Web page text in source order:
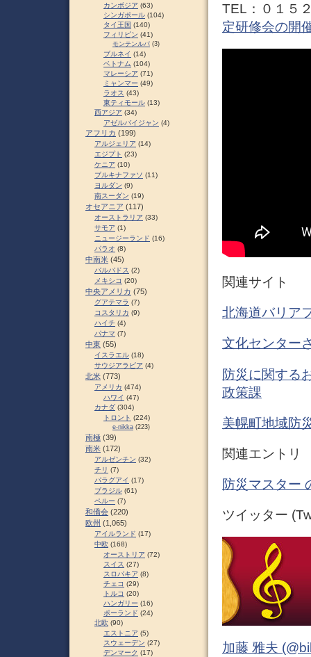
TEL：０１５
定研修会の開
関連サイト
北海道バリア
文化センター
防災に関する
政策課
美幌町地域防
関連エントリ
防災マスター
ツイッター
加藤 雅夫
カンボジア (63)
シンガポール (104)
タイ王国 (140)
フィリピン (41)
モンテンルパ (3)
ブルネイ (14)
ベトナム (104)
マレーシア (71)
ミャンマー (49)
ラオス (43)
東ティモール (13)
西アジア (34)
アゼルバイジャン (4)
アフリカ (199)
アルジェリア (14)
エジプト (23)
ケニア (10)
ブルキナファソ (11)
ヨルダン (9)
南スーダン (19)
オセアニア (117)
オーストラリア (33)
サモア (1)
ニュージーランド (16)
パラオ (8)
中南米 (45)
バルバドス (2)
メキシコ (20)
中央アメリカ (75)
グアテマラ (7)
コスタリカ (9)
ハイチ (4)
パナマ (7)
中東 (55)
イスラエル (18)
サウジアラビア (4)
北米 (773)
アメリカ (474)
ハワイ (47)
カナダ (304)
トロント (224)
e-nikka (223)
南極 (39)
南米 (172)
アルゼンチン (32)
チリ (7)
パラグアイ (17)
ブラジル (61)
ペルー (7)
和僑会 (220)
欧州 (1,065)
アイルランド (17)
中欧 (168)
オーストリア (72)
スイス (27)
スロパキア (8)
チェコ (29)
トルコ (20)
ハンガリー (16)
ポーランド (24)
北欧 (90)
エストニア (5)
スウェーデン (27)
デンマーク (17)